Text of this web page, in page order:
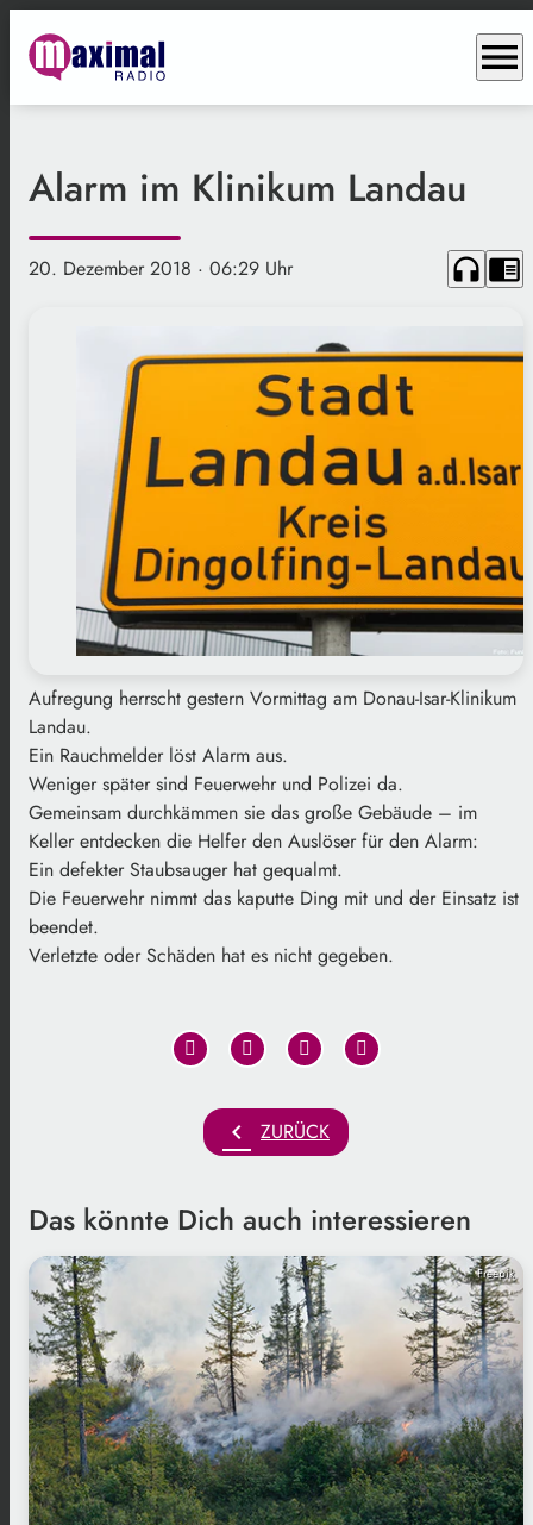
menu
Alarm im Klinikum Landau
20. Dezember 2018 · 06:29 Uhr headphones chrome_reader_mode
Aufregung herrscht gestern Vormittag am Donau-Isar-Klinikum
Landau.
Ein Rauchmelder löst Alarm aus.
Weniger später sind Feuerwehr und Polizei da.
Gemeinsam durchkämmen sie das große Gebäude – im
Keller entdecken die Helfer den Auslöser für den Alarm:
Ein defekter Staubsauger hat gequalmt.
Die Feuerwehr nimmt das kaputte Ding mit und der Einsatz ist
beendet.
Verletzte oder Schäden hat es nicht gegeben.
chevron_left ZURÜCK
Das könnte Dich auch interessieren
Freepik